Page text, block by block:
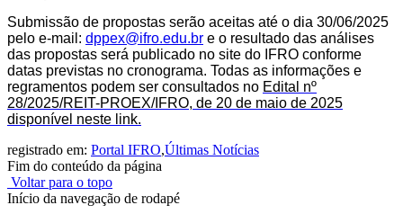
Submissão de propostas serão aceitas até o dia 30/06/2025
pelo e-mail: dppex@ifro.edu.br e o resultado das análises
das propostas será publicado no site do IFRO conforme
datas previstas no cronograma. Todas as informações e
regramentos podem ser consultados no Edital nº
28/2025/REIT-PROEX/IFRO, de 20 de maio de 2025
disponível neste link.
registrado em: Portal IFRO,Últimas Notícias
Fim do conteúdo da página
Voltar para o topo
Início da navegação de rodapé